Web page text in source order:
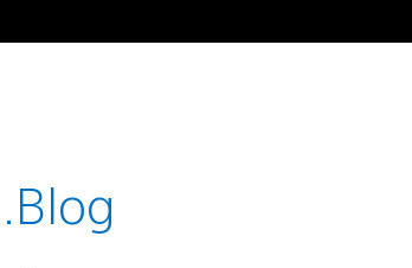
.Blog